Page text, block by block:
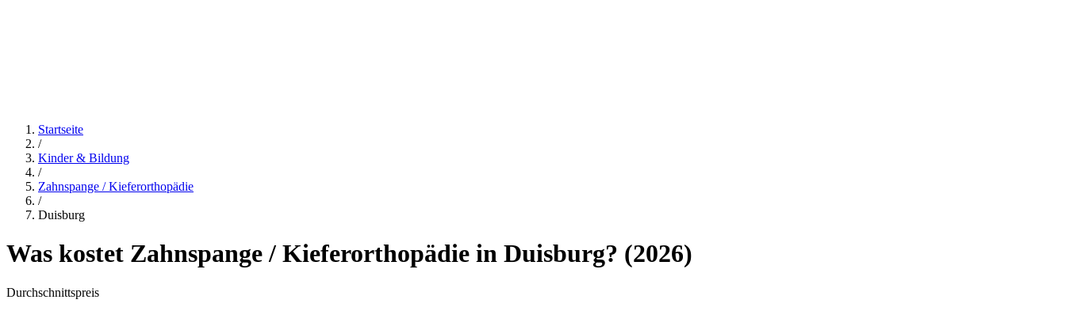
Startseite
/
Kinder & Bildung
/
Zahnspange / Kieferorthopädie
/
Duisburg
Was kostet Zahnspange / Kieferorthopädie in Duisburg? (2026)
Durchschnittspreis